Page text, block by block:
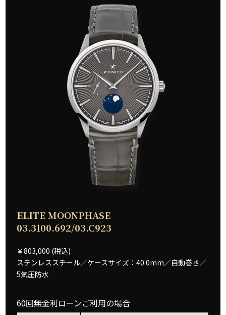
ELITE MOONPHASE
03.3100.692/03.C923
￥803,000 (税込)
ステンレススチール／ケースサイズ：40.0mm／自動巻き／
5気圧防水
60回無金利ローンご利用の場合